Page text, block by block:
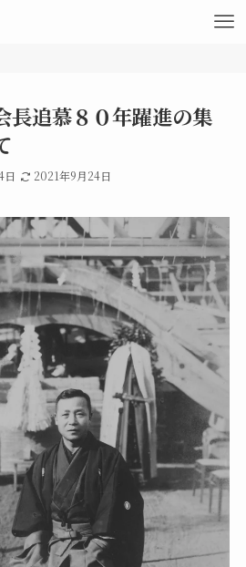
長追慕８０年躍進の集
日 2021年9月24日